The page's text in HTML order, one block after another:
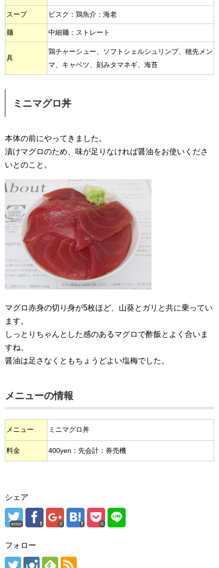
スープ ビスク：鶏魚介：海老
麺 中細麺：ストレート
具
鶏チャーシュー、ソフトシェルシュリンプ、穂先メン
マ、キャベツ、刻みタマネギ、海苔
ミニマグロ丼
本体の前にやってきました。
漬けマグロのため、味が足りなければ醤油をお使いくださ
いとのこと。
マグロ赤身の切り身が5枚ほど、山葵とガリと共に乗ってい
ます。
しっとりちゃんとした感のあるマグロで酢飯とよく合いま
すね。
醤油は足さなくともちょうどよい塩梅でした。
メニューの情報
メニュー ミニマグロ丼
料金 400yen：先会計：券売機
シェア
error 0 0
フォロー